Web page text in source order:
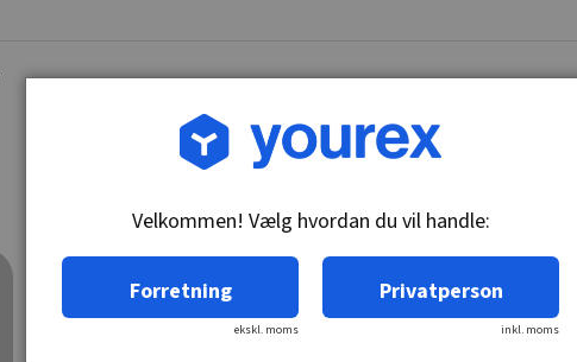
Vare nr.: 1840024
Temperaturkontakt,
Velkommen! Vælg hvordan du vil handle:
Forretning
ekskl. moms
Privatperson
inkl. moms